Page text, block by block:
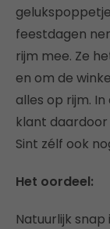
feestdagen
rijm mee. Ze
en om de
alles op rijm.
klant
Sint zélf ook
Het oordeel:
Natuurlijk